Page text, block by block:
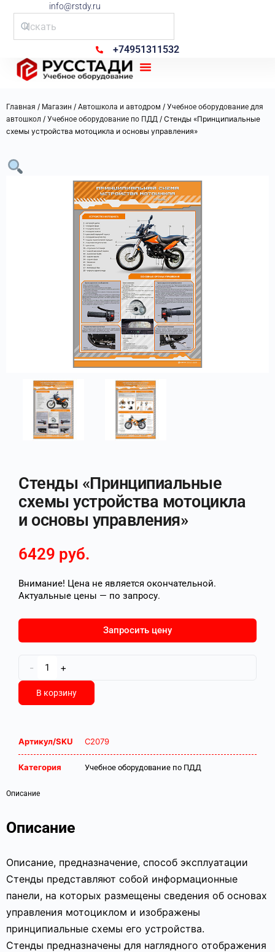
info@rstdy.ru
+74951311532
Главная / Магазин / Автошкола и автодром / Учебное оборудование для
автошкол / Учебное оборудование по ПДД / Стенды «Принципиальные
схемы устройства мотоцикла и основы управления»
Стенды «Принципиальные
схемы устройства мотоцикла
и основы управления»
6429 руб.
Внимание! Цена не является окончательной.
Актуальные цены — по запросу.
Запросить цену
- +
В корзину
Артикул/SKU С2079
Категория Учебное оборудование по ПДД
Описание
Описание
Описание, предназначение, способ эксплуатации
Стенды представляют собой информационные
панели, на которых размещены сведения об основах
управления мотоциклом и изображены
принципиальные схемы его устройства.
Стенды предназначены для наглядного отображения